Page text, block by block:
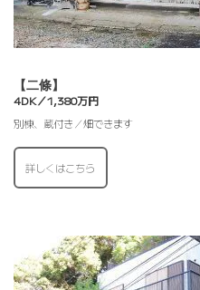
【二條】
4DK／1,380万円
別棟、蔵付き／畑できます
詳しくはこちら